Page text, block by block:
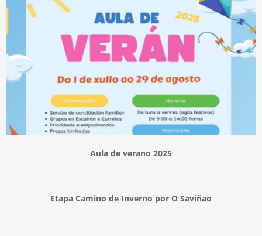
Aula de verano 2025
Etapa Camino de Inverno por O Saviñao